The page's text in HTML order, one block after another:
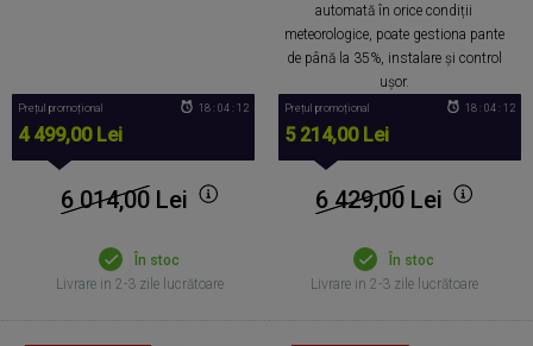
Prețul promoțional
4 499,00 Lei
18 : 04 : 11
6 014,00Lei
În stoc
Livrare in 2-3 zile lucrătoare
automată în orice condiții
meteorologice, poate gestiona pante
de până la 35%, instalare și control
ușor.
Prețul promoțional
5 214,00 Lei
18 : 04 : 11
6 429,00Lei
În stoc
Livrare in 2-3 zile lucrătoare